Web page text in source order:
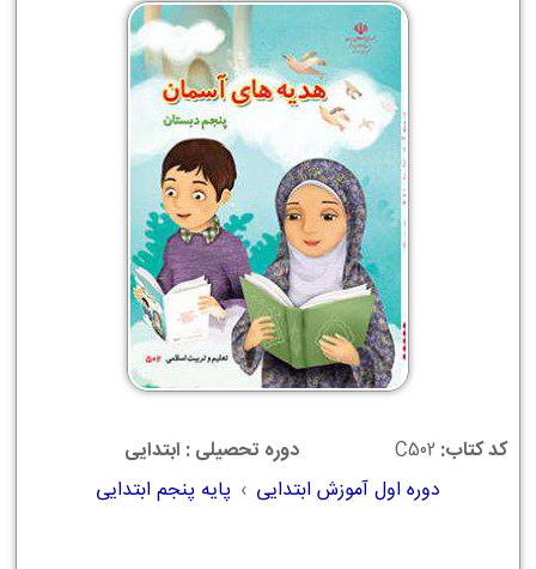
کد کتاب: C502
دوره تحصیلی : ابتدایی
دوره اول آموزش ابتدایی › پایه پنجم ابتدایی